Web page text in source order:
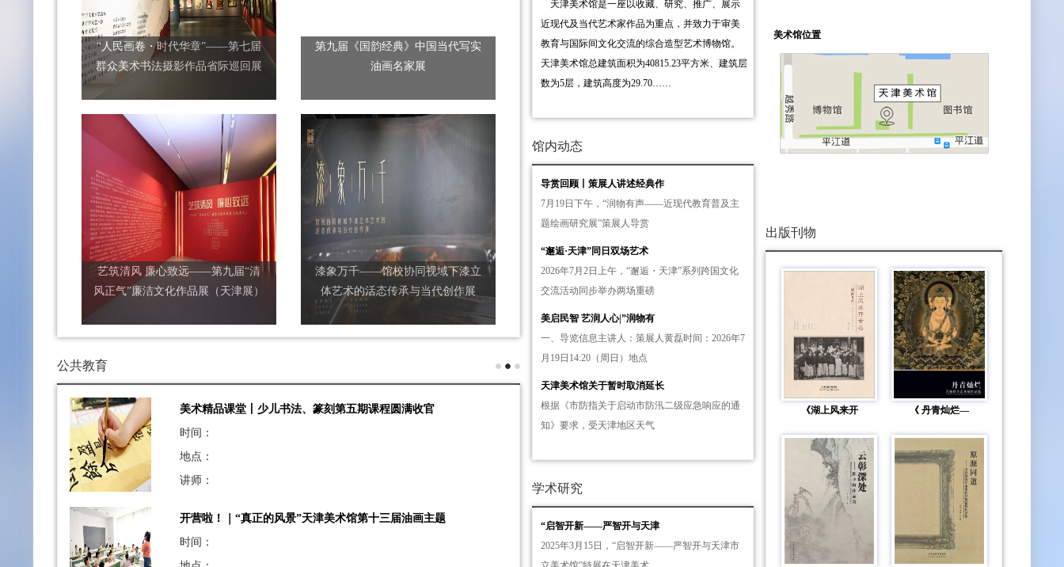
“人民画卷・时代华章”——第七届
群众美术书法摄影作品省际巡回展
第九届《国韵经典》中国当代写实
油画名家展
艺筑清风 廉心致远——第九届“清
风正气”廉洁文化作品展（天津展）
漆象万千——馆校协同视域下漆立
体艺术的活态传承与当代创作展
公共教育
美术精品课堂丨少儿书法、篆刻第五期课程圆满收官
时间：
地点：
讲师：
开营啦！｜“真正的风景”天津美术馆第十三届油画主题
时间：
天津美术馆是一座以收藏、研究、推广、展示
近现代及当代艺术家作品为重点，并致力于审美
教育与国际间文化交流的综合造型艺术博物馆。
天津美术馆总建筑面积为40815.23平方米、建筑层
数为5层，建筑高度为29.70……
馆内动态
导赏回顾丨策展人讲述经典作
7月19日下午，“润物有声——近现代教育普及主
题绘画研究展”策展人导赏
“邂逅·天津”同日双场艺术
2026年7月2日上午，“邂逅・天津”系列跨国文化
交流活动同步举办两场重磅
美启民智 艺润人心|”润物有
一、导览信息主讲人：策展人黄磊时间：2026年7
月19日14:20（周日）地点
天津美术馆关于暂时取消延长
根据《市防指关于启动市防汛二级应急响应的通
知》要求，受天津地区天气
学术研究
“启智开新——严智开与天津
2025年3月15日，“启智开新——严智开与天津市
美术馆位置
出版刊物
《湖上风来开 《 丹青灿烂—